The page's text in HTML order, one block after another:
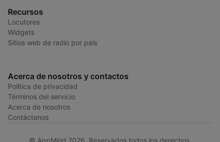
Recursos
Locutores
Widgets
Sitios web de radio por país
Acerca de nosotros y contactos
Política de privacidad
Términos del servicio
Acerca de nosotros
Contáctenos